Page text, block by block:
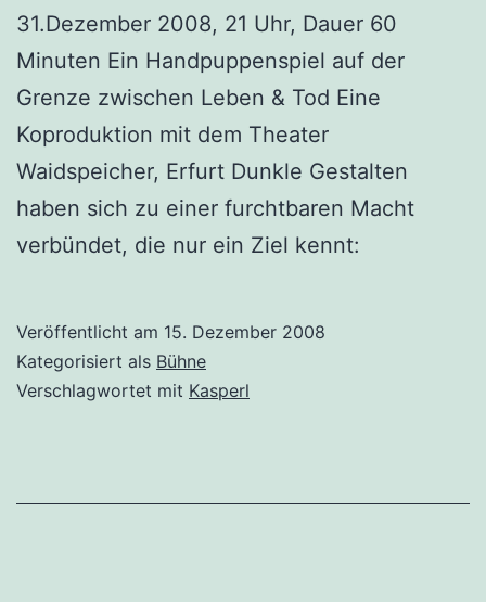
31.Dezember 2008, 21 Uhr, Dauer 60
Minuten Ein Handpuppenspiel auf der
Grenze zwischen Leben & Tod Eine
Koproduktion mit dem Theater
Waidspeicher, Erfurt Dunkle Gestalten
haben sich zu einer furchtbaren Macht
verbündet, die nur ein Ziel kennt:
Veröffentlicht am 15. Dezember 2008
Kategorisiert als Bühne
Verschlagwortet mit Kasperl